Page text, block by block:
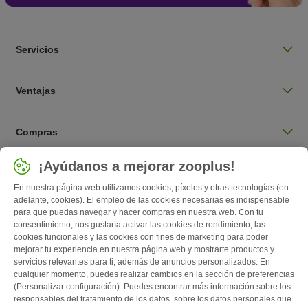
Servicios
Ventajas
Compras
Seleccionar país
España / ES
Follow zooplus
¡Ayúdanos a mejorar zooplus!
En nuestra página web utilizamos cookies, píxeles y otras tecnologías (en
adelante, cookies). El empleo de las cookies necesarias es indispensable
para que puedas navegar y hacer compras en nuestra web. Con tu
consentimiento, nos gustaría activar las cookies de rendimiento, las
cookies funcionales y las cookies con fines de marketing para poder
mejorar tu experiencia en nuestra página web y mostrarte productos y
servicios relevantes para ti, además de anuncios personalizados. En
cualquier momento, puedes realizar cambios en la sección de preferencias
(Personalizar configuración). Puedes encontrar más información sobre los
responsables del tratamiento de los datos, sobre los datos personales que